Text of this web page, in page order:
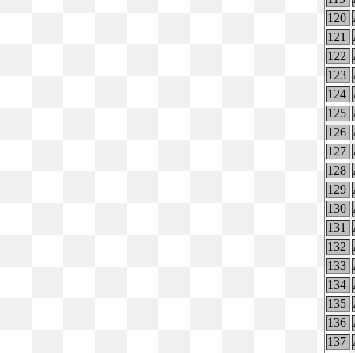
120
121
122
123
124
125
126
127
128
129
130
131
132
133
134
135
136
137